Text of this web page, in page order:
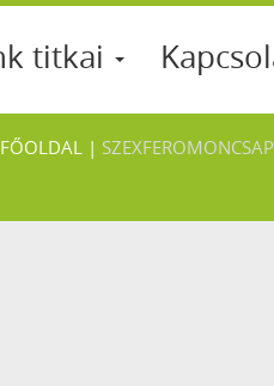
titkai
FŐOLDAL |